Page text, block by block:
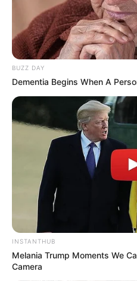
BUZZ DAY
Dementia Begins When A
INSTANTHUB
Melania Trump Moments We
Camera